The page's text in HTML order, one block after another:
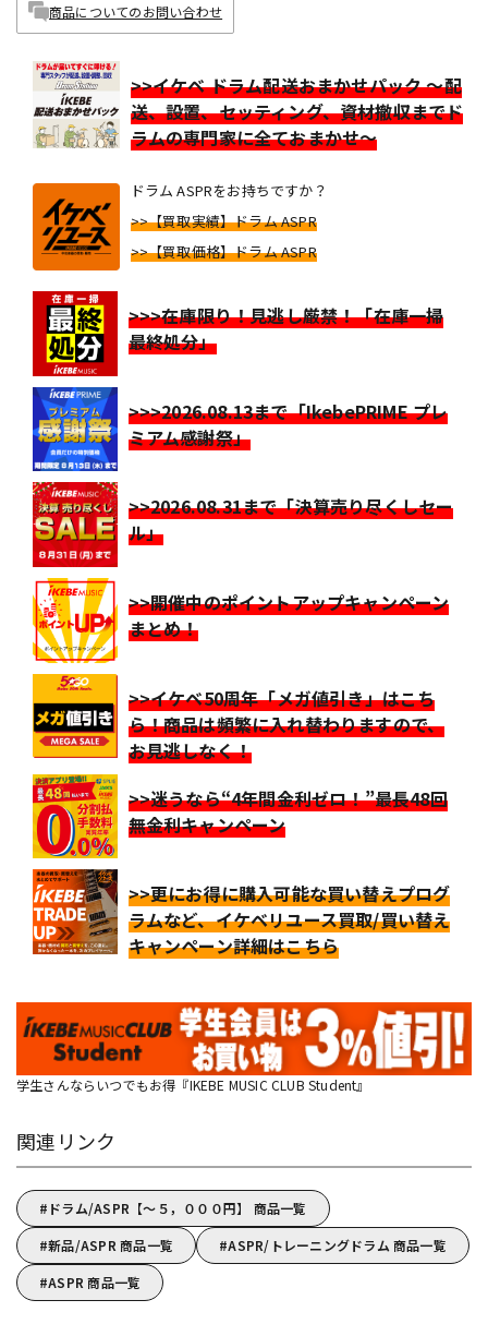
商品についてのお問い合わせ
>>イケベ ドラム配送おまかせパック ～配
送、設置、セッティング、資材撤収までド
ラムの専門家に全ておまかせ～
ドラム ASPRをお持ちですか？
>>【買取実績】ドラム ASPR
>>【買取価格】ドラム ASPR
>>>在庫限り！見逃し厳禁！「在庫一掃
最終処分」
>>>2026.08.13まで「IkebePRIME プレ
ミアム感謝祭」
>>2026.08.31まで「決算売り尽くしセー
ル」
>>開催中のポイントアップキャンペーン
まとめ！
>>イケベ50周年「メガ値引き」はこち
ら！商品は頻繁に入れ替わりますので、
お見逃しなく！
>>迷うなら“4年間金利ゼロ！”最長48回
無金利キャンペーン
>>更にお得に購入可能な買い替えプログ
ラムなど、イケベリユース買取/買い替え
キャンペーン詳細はこちら
学生さんならいつでもお得『IKEBE MUSIC CLUB Student』
関連リンク
ドラム/ASPR【～５，０００円】 商品一覧
新品/ASPR 商品一覧
ASPR/トレーニングドラム 商品一覧
ASPR 商品一覧